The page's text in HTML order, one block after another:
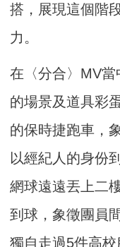
搭， 展現這個階
力。
在〈分合〉MV
的場景及道具彩
的保時捷跑車，
以經紀人的身份
網球遠遠丟上二
到球，象徵團員
獨自走過5件高